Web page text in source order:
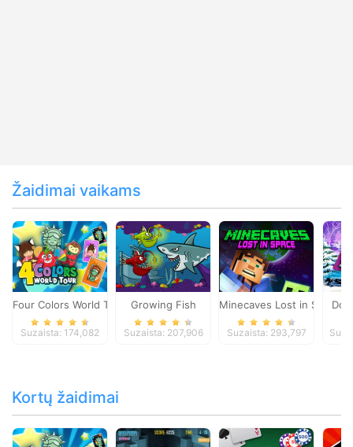
Žaidimai vaikams
Four Colors World Tour
Suzaista: 174,082
Growing Fish
Suzaista: 207,906
Minecaves Lost in Space
Suzaista: 293,797
Kortų žaidimai